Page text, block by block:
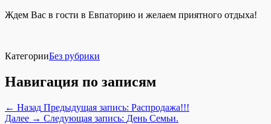
Ждем Вас в гости в Евпаторию и желаем приятного отдыха!
КатегорииБез рубрики
Навигация по записям
← Назад Предыдущая запись: Распродажа!!!
Далее → Следующая запись: День Семьи.